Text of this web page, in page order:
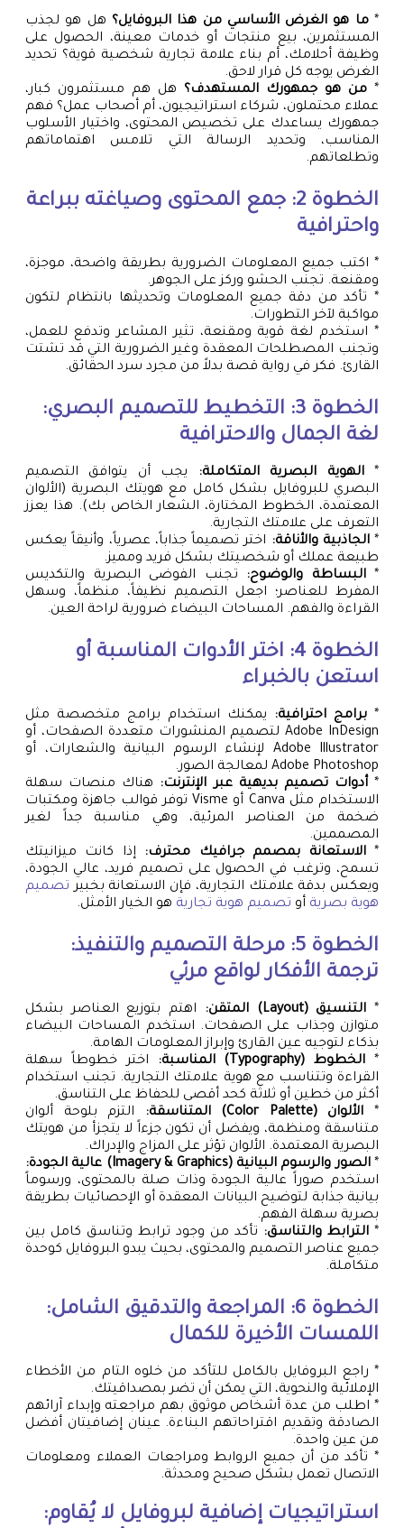
*ما هو الغرض الأساسي من هذا البروفايل؟ هل هو لجذب
المستثمرين، بيع منتجات أو خدمات معينة، الحصول على
وظيفة أحلامك، أم بناء علامة تجارية شخصية قوية؟ تحديد
الغرض يوجه كل قرار لاحق.
* من هو جمهورك المستهدف؟ هل هم مستثمرون كبار،
عملاء محتملون، شركاء استراتيجيون، أم أصحاب عمل؟ فهم
جمهورك يساعدك على تخصيص المحتوى، واختيار الأسلوب
المناسب، وتحديد الرسالة التي تلامس اهتماماتهم
وتطلعاتهم.
الخطوة 2: جمع المحتوى وصياغته ببراعة
واحترافية
* اكتب جميع المعلومات الضرورية بطريقة واضحة، موجزة،
ومقنعة. تجنب الحشو وركز على الجوهر.
* تأكد من دقة جميع المعلومات وتحديثها بانتظام لتكون
مواكبة لآخر التطورات.
* استخدم لغة قوية ومقنعة، تثير المشاعر وتدفع للعمل،
وتجنب المصطلحات المعقدة وغير الضرورية التي قد تشتت
القارئ. فكر في رواية قصة بدلاً من مجرد سرد الحقائق.
الخطوة 3: التخطيط للتصميم البصري:
لغة الجمال والاحترافية
*الهوية البصرية المتكاملة:
يجب أن يتوافق التصميم
البصري للبروفايل بشكل كامل مع هويتك البصرية (الألوان
المعتمدة، الخطوط المختارة، الشعار الخاص بك). هذا يعزز
التعرف على علامتك التجارية.
*الجاذبية والأناقة: اختر تصميماً جذاباً، عصرياً، وأنيقاً يعكس
طبيعة عملك أو شخصيتك بشكل فريد ومميز.
*البساطة والوضوح:
تجنب الفوضى البصرية والتكديس
المفرط للعناصر؛ اجعل التصميم نظيفاً، منظماً، وسهل
القراءة والفهم. المساحات البيضاء ضرورية لراحة العين.
الخطوة 4: اختر الأدوات المناسبة أو
استعن بالخبراء
* برامج احترافية:
يمكنك استخدام برامج متخصصة مثل
Adobe InDesign لتصميم المنشورات متعددة الصفحات، أو
Adobe Illustrator لإنشاء الرسوم البيانية والشعارات، أو
Adobe Photoshop لمعالجة الصور.
*أدوات تصميم بديهية عبر الإنترنت:
هناك منصات سهلة
الاستخدام مثل Canva أو Visme توفر قوالب جاهزة ومكتبات
ضخمة من العناصر المرئية، وهي مناسبة جداً لغير
المصممين.
*الاستعانة بمصمم جرافيك محترف:
إذا كانت ميزانيتك
تسمح، وترغب في الحصول على تصميم فريد، عالي الجودة،
ويعكس بدقة علامتك التجارية، فإن الاستعانة بخبير تصميم
هوية بصرية أو تصميم هوية تجارية هو الخيار الأمثل.
الخطوة 5: مرحلة التصميم والتنفيذ:
ترجمة الأفكار لواقع مرئي
* التنسيق (Layout) المتقن:
اهتم بتوزيع العناصر بشكل
متوازن وجذاب على الصفحات. استخدم المساحات البيضاء
بذكاء لتوجيه عين القارئ وإبراز المعلومات الهامة.
* الخطوط (Typography) المناسبة:
اختر خطوطاً سهلة
القراءة وتتناسب مع هوية علامتك التجارية. تجنب استخدام
أكثر من خطين أو ثلاثة كحد أقصى للحفاظ على التناسق.
* الألوان (Color Palette) المتناسقة:
التزم بلوحة ألوان
متناسقة ومنظمة، ويفضل أن تكون جزءاً لا يتجزأ من هويتك
البصرية المعتمدة. الألوان تؤثر على المزاج والإدراك.
*الصور والرسوم البيانية (Imagery & Graphics) عالية الجودة:
استخدم صوراً عالية الجودة وذات صلة بالمحتوى، ورسوماً
بيانية جذابة لتوضيح البيانات المعقدة أو الإحصائيات بطريقة
بصرية سهلة الفهم.
* الترابط والتناسق: تأكد من وجود ترابط وتناسق كامل بين
جميع عناصر التصميم والمحتوى، بحيث يبدو البروفايل كوحدة
متكاملة.
الخطوة 6: المراجعة والتدقيق الشامل:
اللمسات الأخيرة للكمال
* راجع البروفايل بالكامل للتأكد من خلوه التام من الأخطاء
الإملائية والنحوية، التي يمكن أن تضر بمصداقيتك.
* اطلب من عدة أشخاص موثوق بهم مراجعته وإبداء آرائهم
الصادقة وتقديم اقتراحاتهم البناءة. عينان إضافيتان أفضل
من عين واحدة.
* تأكد من أن جميع الروابط ومراجعات العملاء ومعلومات
الاتصال تعمل بشكل صحيح ومحدثة.
استراتيجيات إضافية لبروفايل لا يُقاوم: